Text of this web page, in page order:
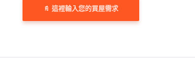
這裡輸入您的買屋需求